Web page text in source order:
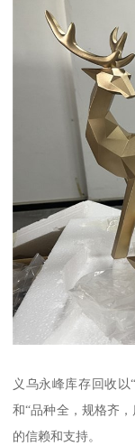
义乌永峰库存回收
和“品种全，规格齐
的信赖和支持。